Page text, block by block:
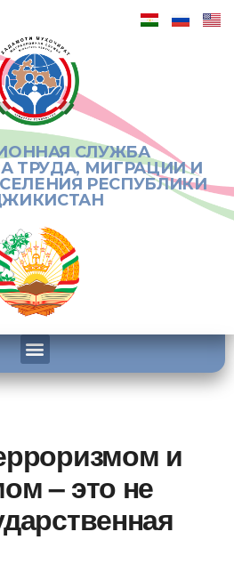
СЛУЖБА
ТРУДА, МИГРАЦИИ И
РЕСПУБЛИКИ
и
– это не